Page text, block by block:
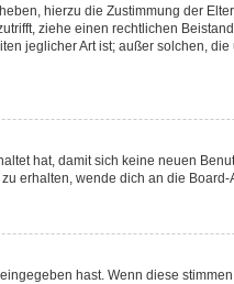
hierzu die Zustimmung der
ziehe einen rechtlichen
jeglicher Art ist; außer solchen,
hat, damit sich keine neuen
erhalten, wende dich an die
hast. Wenn diese